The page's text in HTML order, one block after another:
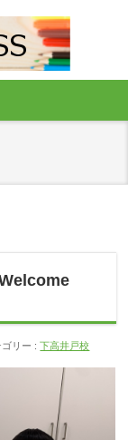
ゴリー :下高井戸校